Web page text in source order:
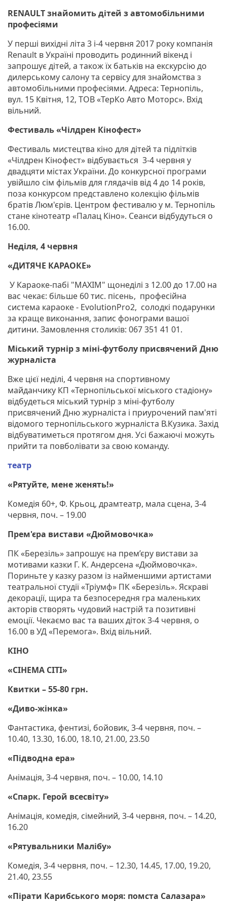
RENAULT знайомить дітей з автомобільними
професіями
У перші вихідні літа 3 і-4 червня 2017 року компанія
Renault в Україні проводить родинний вікенд і
запрошує дітей, а також їх батьків на екскурсію до
дилерському салону та сервісу для знайомства з
автомобільними професіями. Адреса: Тернопіль,
вул. 15 Квітня, 12, ТОВ «ТерКо Авто Моторс». Вхід
вільний.
Фестиваль «Чілдрен Кінофест»
Фестиваль мистецтва кіно для дітей та підлітків
«Чілдрен Кінофест» відбувається 3-4 червня у
двадцяти містах України. До конкурсної програми
увійшло сім фільмів для глядачів від 4 до 14 років,
поза конкурсом представлено колекцію фільмів
братів Люм'єрів. Центром фестивалю у м. Тернопіль
стане кінотеатр «Палац Кіно». Сеанси відбудуться о
16.00.
Неділя, 4 червня
«ДИТЯЧЕ КАРАОКЕ»
У Караоке-пабі "MAXIM" щонеділі з 12.00 до 17.00 на
вас чекає: більше 60 тис. пісень, професійна
система караоке - EvolutionPro2, солодкі подарунки
за краще виконання, запис фонограми вашої
дитини. Замовлення столиків: 067 351 41 01.
Міський турнір з міні-футболу присвячений Дню
журналіста
Вже цієї неділі, 4 червня на спортивному
майданчику КП «Тернопільської міського стадіону»
відбудеться міський турнір з міні-футболу
присвячений Дню журналіста і приурочений пам'яті
відомого тернопільського журналіста В.Кузика. Захід
відбуватиметься протягом дня. Усі бажаючі можуть
прийти та повболівати за свою команду.
театр
«Рятуйте, мене женять!»
Комедія 60+, Ф. Крьоц, драмтеатр, мала сцена, 3-4
червня, поч. – 19.00
Прем'єра вистави «Дюймовочка»
ПК «Березіль» запрошує на прем’єру вистави за
мотивами казки Г. К. Андерсена «Дюймовочка».
Пориньте у казку разом із найменшими артистами
театральної студії «Тріумф» ПК «Березіль». Яскраві
декорації, щира та безпосередня гра маленьких
акторів створять чудовий настрій та позитивні
емоції. Чекаємо вас та ваших діток 3-4 червня, о
16.00 в УД «Перемога». Вхід вільний.
КІНО
«СІНЕМА СІТІ»
Квитки – 55-80 грн.
«Диво-жінка»
Фантастика, фентизі, бойовик, 3-4 червня, поч. –
10.40, 13.30, 16.00, 18.10, 21.00, 23.50
«Підводна ера»
Анімація, 3-4 червня, поч. – 10.00, 14.10
«Спарк. Герой всесвіту»
Анімація, комедія, сімейний, 3-4 червня, поч. – 14.20,
16.20
«Рятувальники Малібу»
Комедія, 3-4 червня, поч. – 12.30, 14.45, 17.00, 19.20,
21.40, 23.55
«Пірати Карибського моря: помста Салазара»